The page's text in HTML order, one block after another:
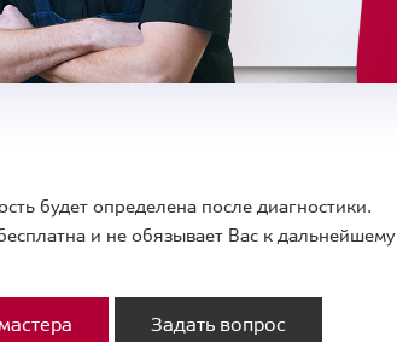
будет определена после диагностики.
и не обязывает Вас к дальнейшему
Задать вопрос